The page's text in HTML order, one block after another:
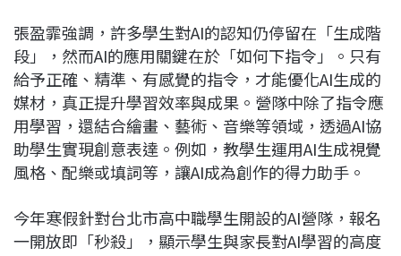
張盈霏強調，許多學生對AI的認知仍停留在「生成階
段」，然而AI的應用關鍵在於「如何下指令」。只有
給予正確、精準、有感覺的指令，才能優化AI生成的
媒材，真正提升學習效率與成果。營隊中除了指令應
用學習，還結合繪畫、藝術、音樂等領域，透過AI協
助學生實現創意表達。例如，教學生運用AI生成視覺
風格、配樂或填詞等，讓AI成為創作的得力助手。
今年寒假針對台北市高中職學生開設的AI營隊，報名
一開放即「秒殺」，顯示學生與家長對AI學習的高度